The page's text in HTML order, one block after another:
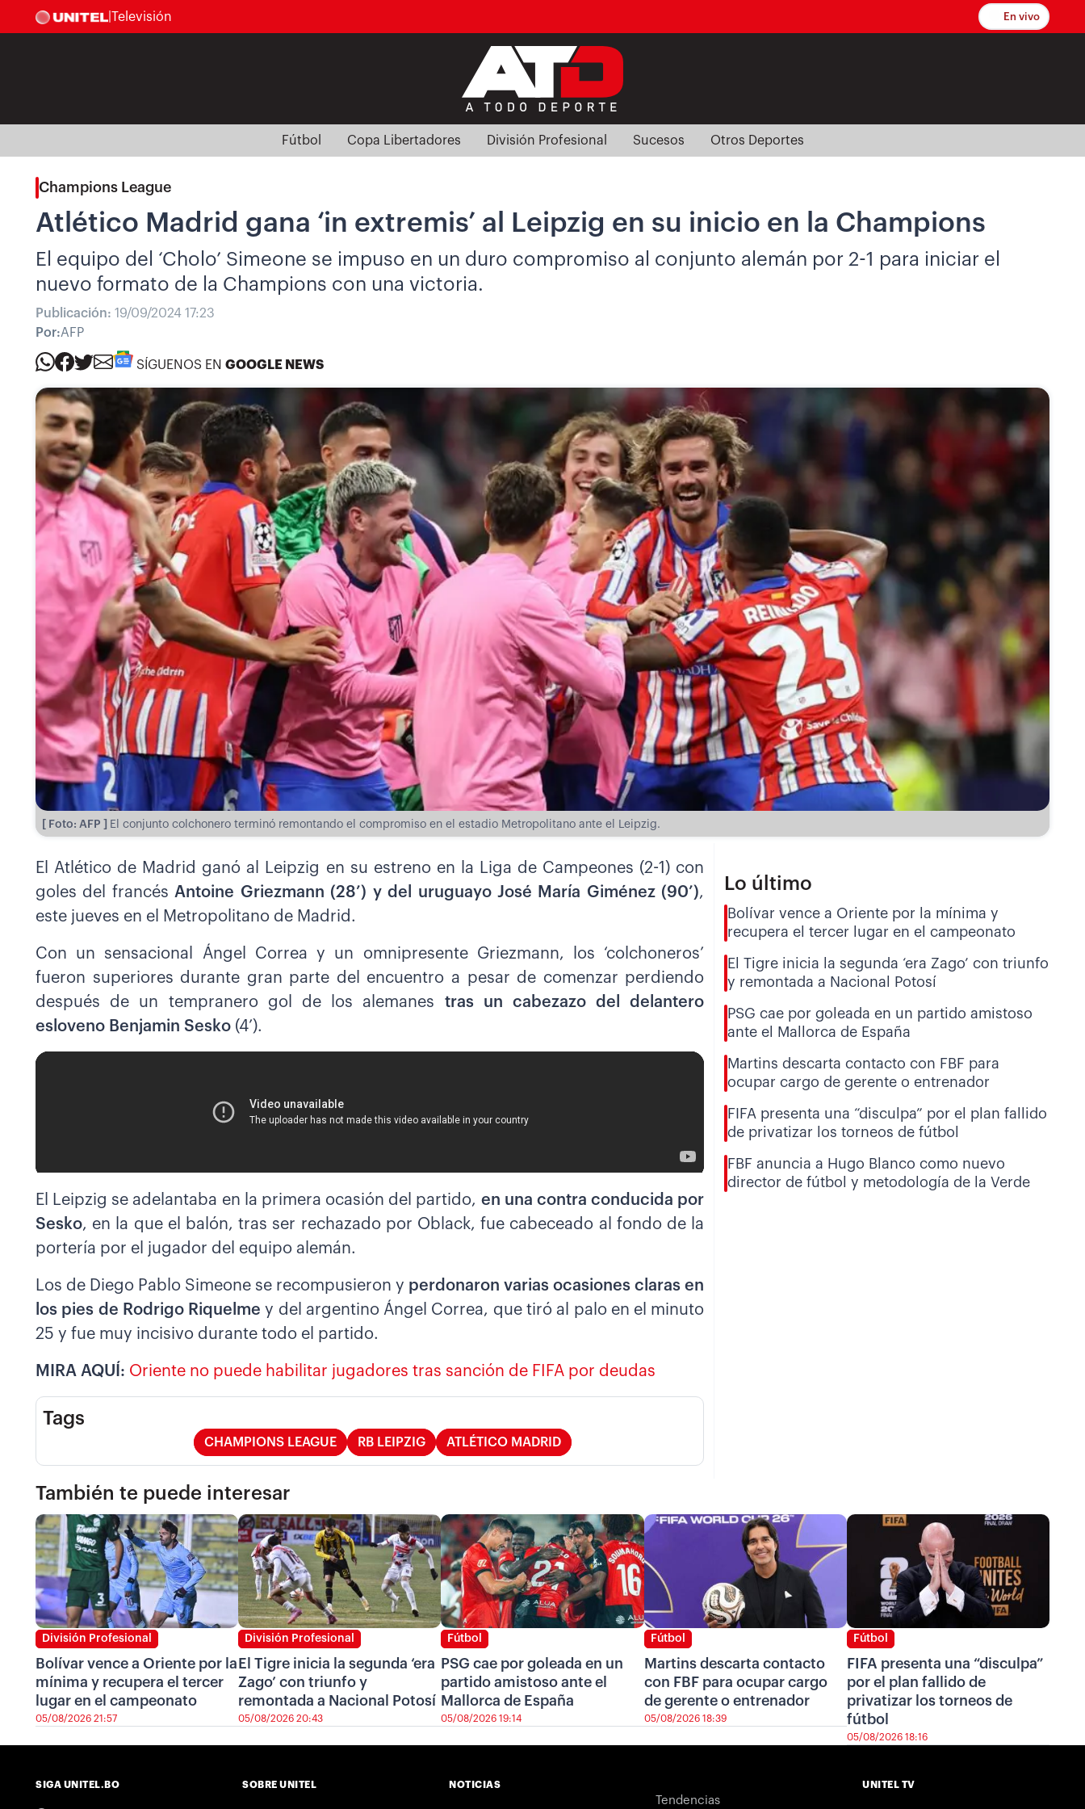
Televisión En vivo
Fútbol Copa Libertadores División Profesional Sucesos Otros Deportes
Champions League
Atlético Madrid gana ‘in extremis’ al Leipzig en su inicio en la Champions
El equipo del ‘Cholo’ Simeone se impuso en un duro compromiso al conjunto alemán por 2-1 para iniciar el
nuevo formato de la Champions con una victoria.
Publicación: 19/09/2024 17:23
Por:AFP
SÍGUENOS EN GOOGLE NEWS
[ Foto: AFP ] El conjunto colchonero terminó remontando el compromiso en el estadio Metropolitano ante el Leipzig.
El Atlético de Madrid ganó al Leipzig en su estreno en la Liga de Campeones (2-1) con
goles del francés Antoine Griezmann (28’) y del uruguayo José María Giménez (90’),
este jueves en el Metropolitano de Madrid.
Con un sensacional Ángel Correa y un omnipresente Griezmann, los ‘colchoneros’
fueron superiores durante gran parte del encuentro a pesar de comenzar perdiendo
después de un tempranero gol de los alemanes tras un cabezazo del delantero
esloveno Benjamin Sesko (4’).
El Leipzig se adelantaba en la primera ocasión del partido, en una contra conducida por
Sesko, en la que el balón, tras ser rechazado por Oblack, fue cabeceado al fondo de la
portería por el jugador del equipo alemán.
Los de Diego Pablo Simeone se recompusieron y perdonaron varias ocasiones claras en
los pies de Rodrigo Riquelme y del argentino Ángel Correa, que tiró al palo en el minuto
25 y fue muy incisivo durante todo el partido.
MIRA AQUÍ: Oriente no puede habilitar jugadores tras sanción de FIFA por deudas
Tags
CHAMPIONS LEAGUE RB LEIPZIG ATLÉTICO MADRID
Lo último
Bolívar vence a Oriente por la mínima y
recupera el tercer lugar en el campeonato
El Tigre inicia la segunda ‘era Zago’ con triunfo
y remontada a Nacional Potosí
PSG cae por goleada en un partido amistoso
ante el Mallorca de España
Martins descarta contacto con FBF para
ocupar cargo de gerente o entrenador
FIFA presenta una “disculpa” por el plan fallido
de privatizar los torneos de fútbol
FBF anuncia a Hugo Blanco como nuevo
director de fútbol y metodología de la Verde
También te puede interesar
División Profesional
Bolívar vence a Oriente por la
mínima y recupera el tercer
lugar en el campeonato
05/08/2026 21:57
División Profesional
El Tigre inicia la segunda ‘era
Zago’ con triunfo y
remontada a Nacional Potosí
05/08/2026 20:43
Fútbol
PSG cae por goleada en un
partido amistoso ante el
Mallorca de España
05/08/2026 19:14
Fútbol
Martins descarta contacto
con FBF para ocupar cargo
de gerente o entrenador
05/08/2026 18:39
Fútbol
FIFA presenta una “disculpa”
por el plan fallido de
privatizar los torneos de
fútbol
05/08/2026 18:16
SIGA UNITEL.BO SOBRE UNITEL NOTICIAS
Tendencias
UNITEL TV